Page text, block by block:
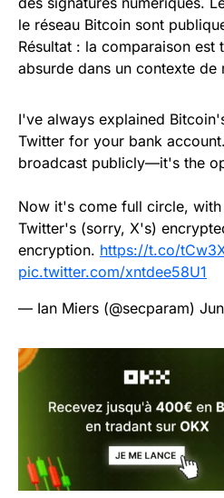
le réseau Bitcoin sont
Résultat : la comparaison est
absurde dans un contexte de
I've always explained
Twitter for your bank
broadcast publicly—it's the
Now it's come full circle,
Twitter's (sorry, X's)
encryption. https://t.co/
pic.twitter.com/xntdee58U1
— Ian Miers (@secparam)